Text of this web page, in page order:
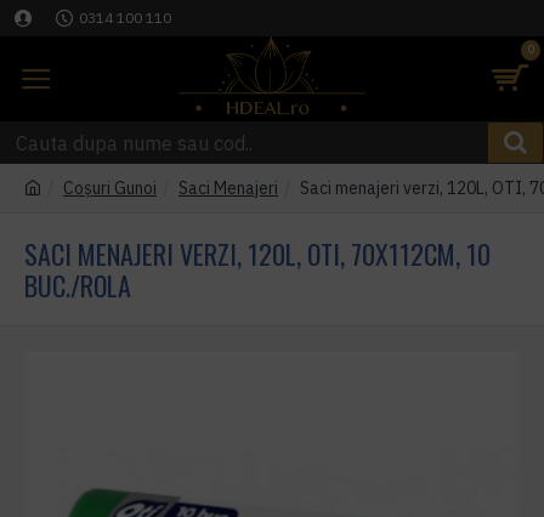
0314 100 110
0
Coşuri Gunoi Saci Menajeri Saci menajeri verzi, 120L, OTI,
SACI MENAJERI VERZI, 120L, OTI, 70X112CM, 10
BUC./ROLA